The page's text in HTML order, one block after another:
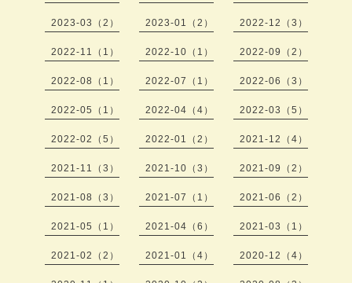
2023-03（2） 2023-01（2） 2022-12（3）
2022-11（1） 2022-10（1） 2022-09（2）
2022-08（1） 2022-07（1） 2022-06（3）
2022-05（1） 2022-04（4） 2022-03（5）
2022-02（5） 2022-01（2） 2021-12（4）
2021-11（3） 2021-10（3） 2021-09（2）
2021-08（3） 2021-07（1） 2021-06（2）
2021-05（1） 2021-04（6） 2021-03（1）
2021-02（2） 2021-01（4） 2020-12（4）